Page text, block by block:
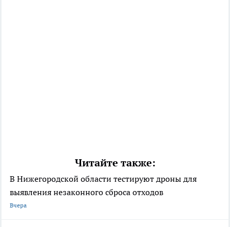
Читайте также:
В Нижегородской области тестируют дроны для
выявления незаконного сброса отходов
Вчера